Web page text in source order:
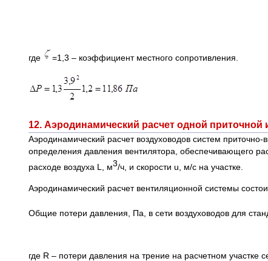
где =1,3 – коэффициент местного сопротивления.
12. Аэродинамический расчет одной
Аэродинамический расчет воздуховодов систем
определения давления вентилятора, обеспечивающего
расходе воздуха L, м3/ч, и скорости u, м/с на участке.
Аэродинамический расчет вентиляционной системы
Общие потери давления, Па, в сети воздуховодов для
где R – потери давления на трение на расчетном участке